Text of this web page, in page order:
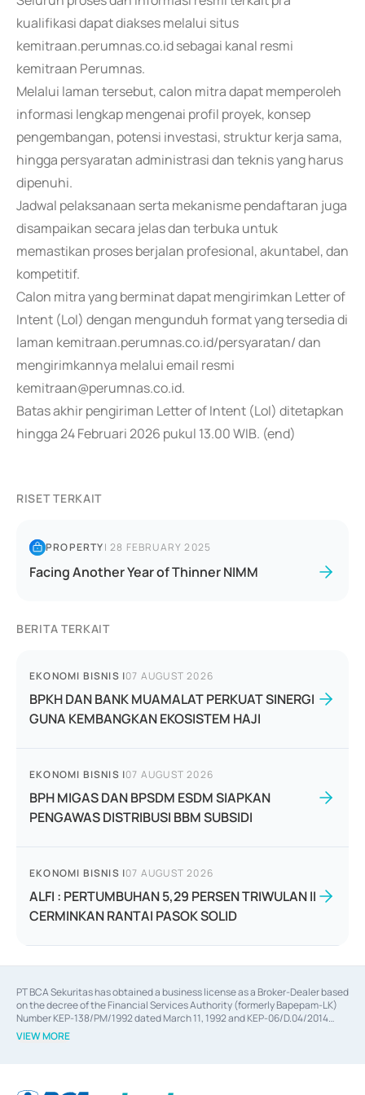
kualifikasi dapat diakses melalui situs
kemitraan.perumnas.co.id sebagai kanal resmi
kemitraan Perumnas.
Melalui laman tersebut, calon mitra dapat memperoleh
informasi lengkap mengenai profil proyek, konsep
pengembangan, potensi investasi, struktur kerja sama,
hingga persyaratan administrasi dan teknis yang harus
dipenuhi.
Jadwal pelaksanaan serta mekanisme pendaftaran juga
disampaikan secara jelas dan terbuka untuk
memastikan proses berjalan profesional, akuntabel, dan
kompetitif.
Calon mitra yang berminat dapat mengirimkan Letter of
Intent (LoI) dengan mengunduh format yang tersedia di
laman kemitraan.perumnas.co.id/persyaratan/ dan
mengirimkannya melalui email resmi
kemitraan@perumnas.co.id.
Batas akhir pengiriman Letter of Intent (LoI) ditetapkan
hingga 24 Februari 2026 pukul 13.00 WIB. (end)
RISET TERKAIT
PROPERTY|28 FEBRUARY 2025
Facing Another Year of Thinner NIMM
BERITA TERKAIT
EKONOMI BISNIS |07 AUGUST 2026
BPKH DAN BANK MUAMALAT PERKUAT SINERGI
GUNA KEMBANGKAN EKOSISTEM HAJI
EKONOMI BISNIS |07 AUGUST 2026
BPH MIGAS DAN BPSDM ESDM SIAPKAN
PENGAWAS DISTRIBUSI BBM SUBSIDI
EKONOMI BISNIS |07 AUGUST 2026
ALFI : PERTUMBUHAN 5,29 PERSEN TRIWULAN II
CERMINKAN RANTAI PASOK SOLID
PT BCA Sekuritas has obtained a business license as a Broker-Dealer based
on the decree of the Financial Services Authority (formerly Bapepam-LK)
Number KEP-138/PM/1992 dated March 11, 1992 and KEP-06/D.04/2014
dated February 28, 2014, a business license as an Underwriter based on the
decree of the Financial Services Authority Number KEP-12/PM/PEE/1997
VIEW MORE